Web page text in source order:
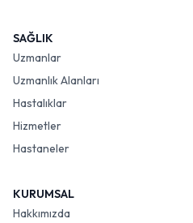
SAĞLIK
Uzmanlar
Uzmanlık Alanları
Hastalıklar
Hizmetler
Hastaneler
KURUMSAL
Hakkımızda